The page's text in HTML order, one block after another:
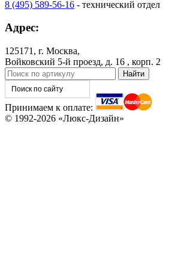
8 (495) 589-56-16 - технический отдел
Адрес:
125171, г. Москва,
Войковский 5-й проезд, д. 16 , корп. 2
Принимаем к оплате:
© 1992-2026 «Люкс-Дизайн»